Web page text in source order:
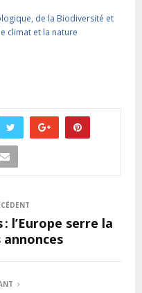
de la Biodiversité et
climat et la nature
l’Europe serre la
annonces